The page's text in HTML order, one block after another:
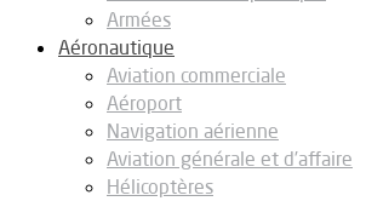
Armées
Aéronautique
Aviation commerciale
Aéroport
Navigation aérienne
Aviation générale et d’affaire
Hélicoptères